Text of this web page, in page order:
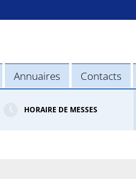
Annuaires Contacts
HORAIRE DE MESSES